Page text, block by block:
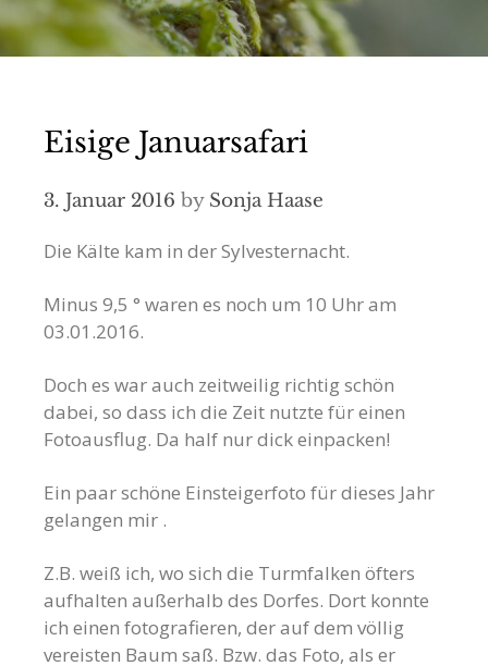
Eisige Januarsafari
3. Januar 2016 by Sonja Haase
Die Kälte kam in der Sylvesternacht.
Minus 9,5 ° waren es noch um 10 Uhr am
03.01.2016.
Doch es war auch zeitweilig richtig schön
dabei, so dass ich die Zeit nutzte für einen
Fotoausflug. Da half nur dick einpacken!
Ein paar schöne Einsteigerfoto für dieses Jahr
gelangen mir .
Z.B. weiß ich, wo sich die Turmfalken öfters
aufhalten außerhalb des Dorfes. Dort konnte
ich einen fotografieren, der auf dem völlig
vereisten Baum saß. Bzw. das Foto, als er